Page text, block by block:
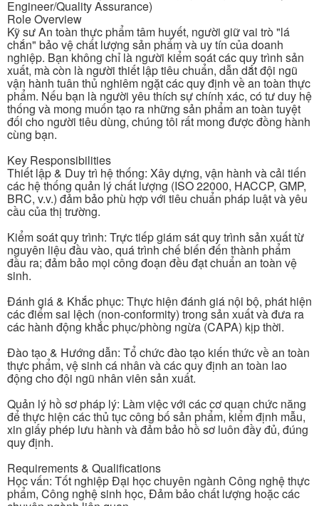
Engineer/Quality Assurance)
Role Overview
Kỹ sư An toàn thực phẩm tâm huyết, người giữ vai trò "lá
chắn" bảo vệ chất lượng sản phẩm và uy tín của doanh
nghiệp. Bạn không chỉ là người kiểm soát các quy trình sản
xuất, mà còn là người thiết lập tiêu chuẩn, dẫn dắt đội ngũ
vận hành tuân thủ nghiêm ngặt các quy định về an toàn thực
phẩm. Nếu bạn là người yêu thích sự chính xác, có tư duy hệ
thống và mong muốn tạo ra những sản phẩm an toàn tuyệt
đối cho người tiêu dùng, chúng tôi rất mong được đồng hành
cùng bạn.
Key Responsibilities
Thiết lập & Duy trì hệ thống: Xây dựng, vận hành và cải tiến
các hệ thống quản lý chất lượng (ISO 22000, HACCP, GMP,
BRC, v.v.) đảm bảo phù hợp với tiêu chuẩn pháp luật và yêu
cầu của thị trường.
Kiểm soát quy trình: Trực tiếp giám sát quy trình sản xuất từ
nguyên liệu đầu vào, quá trình chế biến đến thành phẩm
đầu ra; đảm bảo mọi công đoạn đều đạt chuẩn an toàn vệ
sinh.
Đánh giá & Khắc phục: Thực hiện đánh giá nội bộ, phát hiện
các điểm sai lệch (non-conformity) trong sản xuất và đưa ra
các hành động khắc phục/phòng ngừa (CAPA) kịp thời.
Đào tạo & Hướng dẫn: Tổ chức đào tạo kiến thức về an toàn
thực phẩm, vệ sinh cá nhân và các quy định an toàn lao
động cho đội ngũ nhân viên sản xuất.
Quản lý hồ sơ pháp lý: Làm việc với các cơ quan chức năng
để thực hiện các thủ tục công bố sản phẩm, kiểm định mẫu,
xin giấy phép lưu hành và đảm bảo hồ sơ luôn đầy đủ, đúng
quy định.
Requirements & Qualifications
Học vấn: Tốt nghiệp Đại học chuyên ngành Công nghệ thực
phẩm, Công nghệ sinh học, Đảm bảo chất lượng hoặc các